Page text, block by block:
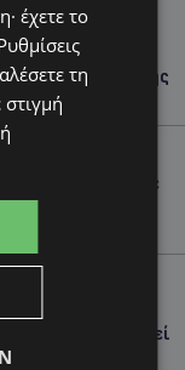
τη 37χρονη
τη θεραπεία της
να παρενοχλούσε
οι αστυνομικές
να έβαλε
αναζητεί
έχετε το
τη